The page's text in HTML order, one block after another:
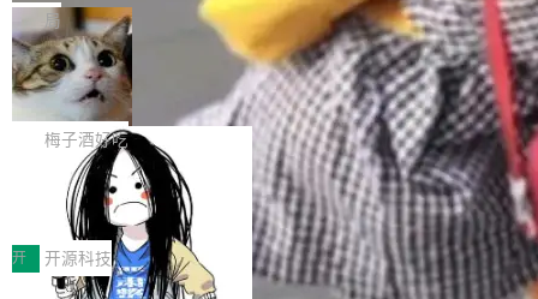
可控性和代码质量提出了更高要求。 首先是数据
安全与合规要求。对于大多数普通研发场景，公
有云模型能够满足快速试用和效率提升的需求。
但对于金融、能源、医疗等对数据安全要求较...
各业的Agent走向规模化建设，算力构成形态逐
渐丰富，用户关注的重点也在发生变化：不只是
让AI用起来，还要进一步看清混合算力时代下，
Token花在哪里、算力是否被充分利用，以及持
续增长的AI成本该如何优化。 深信服AI算力网关
正是围绕这些实际问题，从Token治理和成本治
理两个方面，让用户的每一份算力都看得清、管
得住、用得稳、省得下、更安全！ 一、从现在开
始，Token使用一目...
Bigtable 作者之一。TensorFlow 的作者之一。
Gemini 的架构师。Google 首席科学家。 Jeff D
ean 在 Google 工作了 27 年后，宣布离职。 他
不是一个人走。一同离开的还有 Sanjay Ghema
wat（Google 员工编号 23，Jeff Dean 二十多
年的编程搭档，MapReduce 和 Bigtable 的共同
作者）、Quoc Le（Google 大脑核心成员，Se
q2Seq 和 DocAI 的共同发明人）以及 Oriol Vin
yals（Gemini 联合负责人，AlphaSta...
局
🔥 SolonCode v2026.8.4 发布：界面
字体可调、22 种语言、记忆搜索增强
打开终端就能上岗的全中文编码智能体，这一轮
把「看得清、用母语、记得住」三件事一次补
齐。 SolonCode 是什么 SolonCode 是杭州无
耳科技研发的企业级终端编码智能体——一位全
中文驱动的数字员工，自主理解需求、规划步
骤、编写代码。不挑模型、不挑平台，curl 一行
装完即用。 开源地址：Gitee · GitCode · GitHu
梅子酒好吃
让“代码语义理解”深度释放AI Coding
价值潜能：华为云码道（CodeArts）
代码仓技术解析
一、代码仓深度理解技术的作用与价值 在软件工
程实践中，代码仓是企业核心知识资产的主要载
体。企业级代码仓库通常包含数十万乃至数百万
开 开源科技